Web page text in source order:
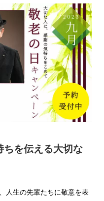
ちを伝える大切な
人生の先輩たちに敬意を表